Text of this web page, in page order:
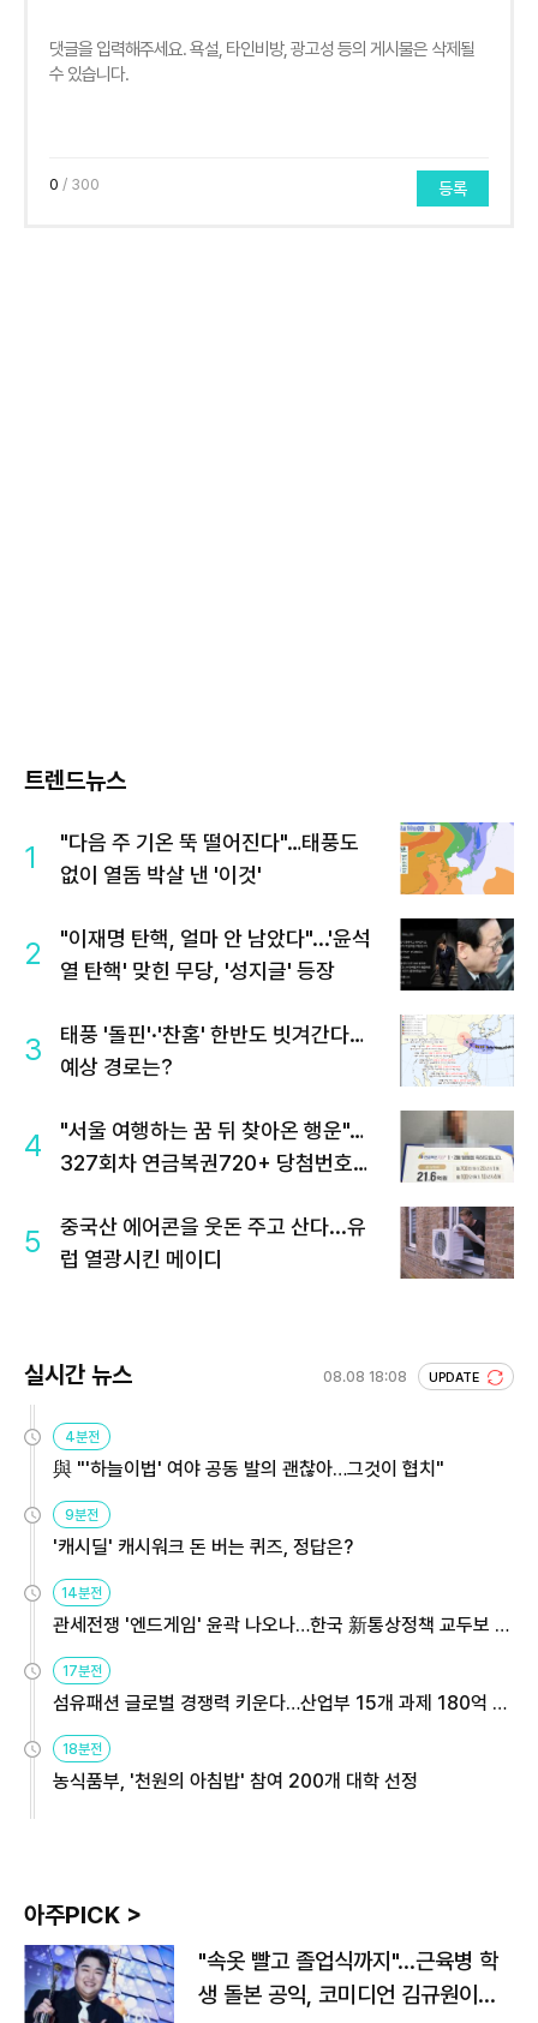
0 / 300 등록
트렌드뉴스
1
"다음 주 기온 뚝 떨어진다"…태풍도
없이 열돔 박살 낸 '이것'
2
"이재명 탄핵, 얼마 안 남았다"...'윤석
열 탄핵' 맞힌 무당, '성지글' 등장
3
태풍 '돌핀'·'찬홈' 한반도 빗겨간다…
예상 경로는?
4
"서울 여행하는 꿈 뒤 찾아온 행운"…
327회차 연금복권720+ 당첨번호조
5
중국산 에어콘을 웃돈 주고 산다...유
럽 열광시킨 메이디
실시간 뉴스 08.08 18:08 UPDATE
4분전
與 "'하늘이법' 여야 공동 발의 괜찮아…그것이 협치"
9분전
'캐시딜' 캐시워크 돈 버는 퀴즈, 정답은?
14분전
관세전쟁 '엔드게임' 윤곽 나오나…한국 新통상정책 교두보 활
용해야
17분전
섬유패션 글로벌 경쟁력 키운다…산업부 15개 과제 180억 지
원
18분전
농식품부, '천원의 아침밥' 참여 200개 대학 선정
아주PICK >
"속옷 빨고 졸업식까지"…근육병 학
생 돌본 공익, 코미디언 김규원이었